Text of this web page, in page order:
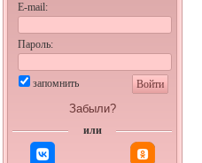
E-mail:
Пароль:
запомнить Войти
Забыли?
или